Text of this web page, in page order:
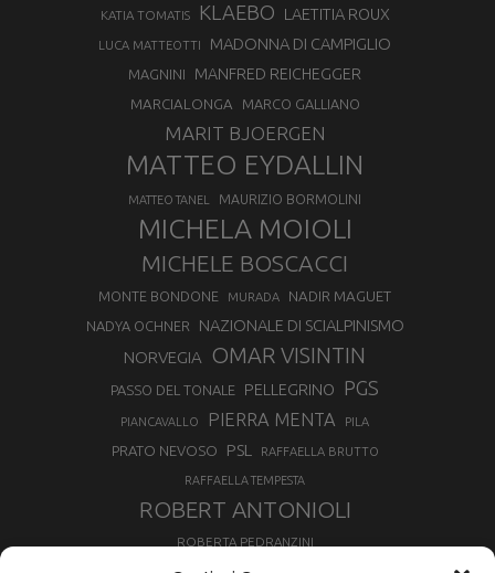
KATIA TOMATIS KLAEBO LAETITIA ROUX
LUCA MATTEOTTI MADONNA DI CAMPIGLIO
MAGNINI MANFRED REICHEGGER
MARCIALONGA MARCO GALLIANO
MARIT BJOERGEN
MATTEO EYDALLIN
MATTEO TANEL MAURIZIO BORMOLINI
MICHELA MOIOLI
MICHELE BOSCACCI
MONTE BONDONE MURADA NADIR MAGUET
NADYA OCHNER
NAZIONALE DI SCIALPINISMO
NORVEGIA
OMAR VISINTIN
PASSO DEL TONALE PELLEGRINO PGS
PIANCAVALLO PIERRA MENTA PILA
PRATO NEVOSO PSL RAFFAELLA BRUTTO
RAFFAELLA TEMPESTA
ROBERT ANTONIOLI
ROBERTA PEDRANZINI